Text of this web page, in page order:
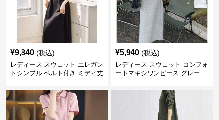
¥9,840 (税込)
レディース スウェット エレガン
トシンプル ベルト付き ミディ丈
¥5,940 (税込)
レディース スウェット コンフォ
ートマキシワンピース グレー